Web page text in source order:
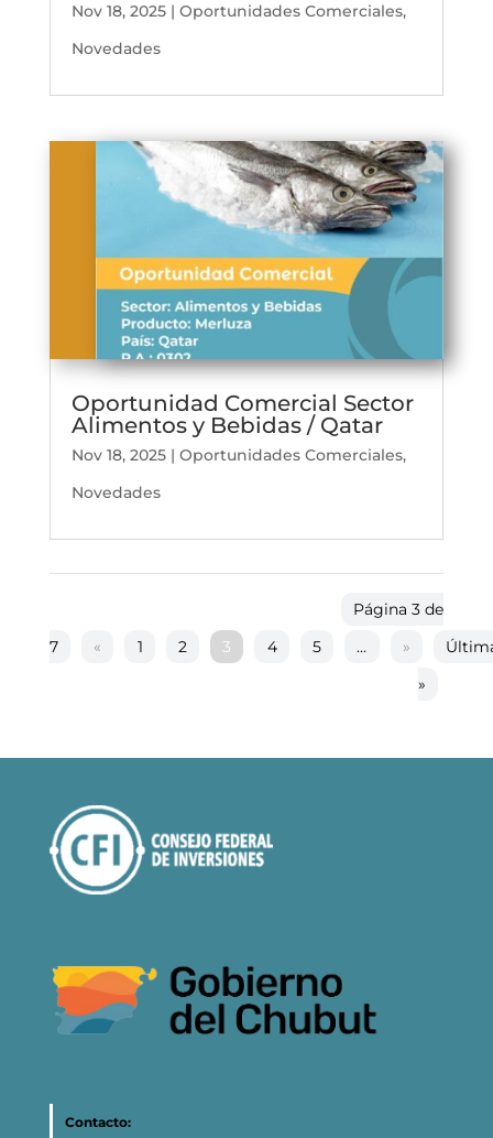
Nov 18, 2025| Oportunidades Comerciales,
Novedades
Oportunidad Comercial Sector
Alimentos y Bebidas / Qatar
Nov 18, 2025| Oportunidades Comerciales,
Novedades
Página 3 de
7
« 1 2 3 4 5 ... »
»
Contacto: